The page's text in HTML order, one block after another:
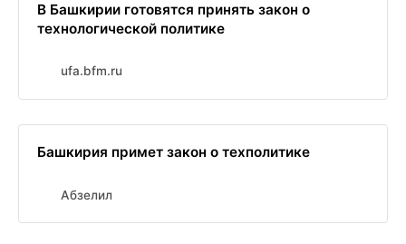
В Башкирии готовятся принять закон о
технологической политике
ufa.bfm.ru
Башкирия примет закон о техполитике
Абзелил